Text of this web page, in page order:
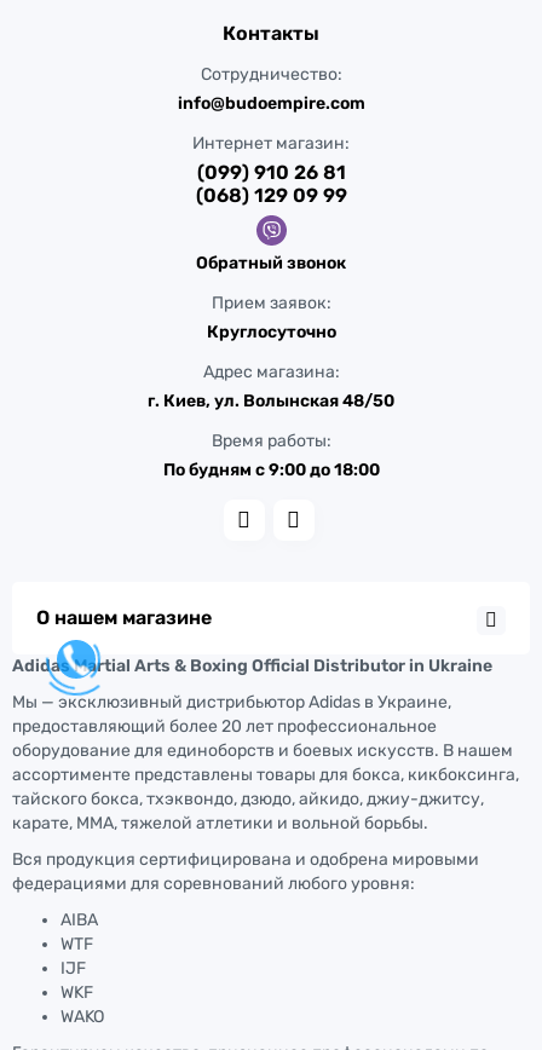
Контакты
Сотрудничество:
info@budoempire.com
Интернет магазин:
(099) 910 26 81
(068) 129 09 99
Обратный звонок
Прием заявок:
Круглосуточно
Адрес магазина:
г. Киев, ул. Волынская 48/50
Время работы:
По будням с 9:00 до 18:00
О нашем магазине
Adidas Martial Arts & Boxing Official Distributor in Ukraine
Мы — эксклюзивный дистрибьютор Adidas в Украине,
предоставляющий более 20 лет профессиональное
оборудование для единоборств и боевых искусств. В нашем
ассортименте представлены товары для бокса, кикбоксинга,
тайского бокса, тхэквондо, дзюдо, айкидо, джиу-джитсу,
карате, ММА, тяжелой атлетики и вольной борьбы.
Вся продукция сертифицирована и одобрена мировыми
федерациями для соревнований любого уровня:
AIBA
WTF
IJF
WKF
WAKO